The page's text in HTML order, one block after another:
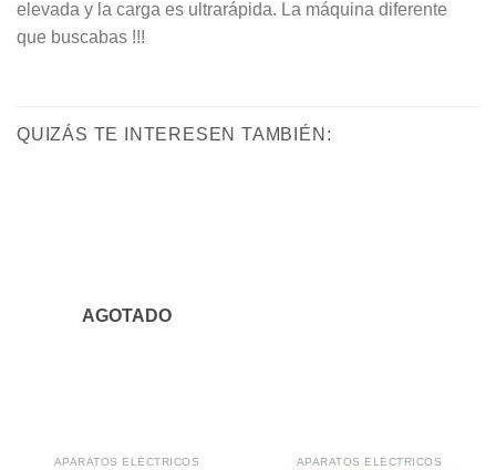
elevada y la carga es ultrarápida. La máquina diferente
que buscabas !!!
QUIZÁS TE INTERESEN TAMBIÉN:
AGOTADO
APARATOS ELÉCTRICOS APARATOS ELÉCTRICOS